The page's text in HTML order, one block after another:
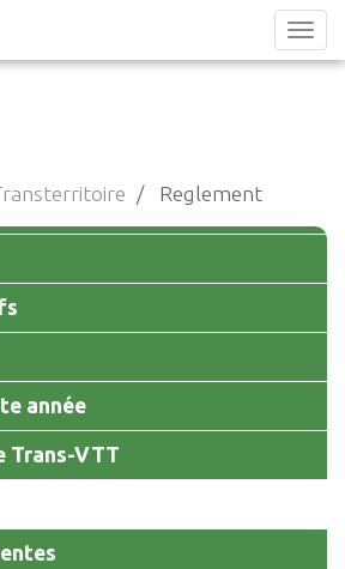
Reglement
année
Trans-VTT